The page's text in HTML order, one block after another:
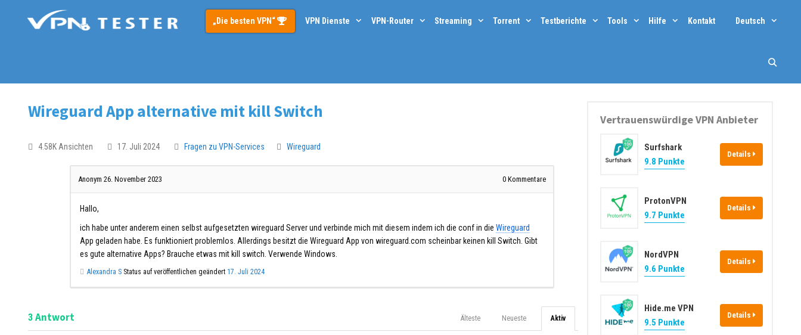
„Die besten VPN“ VPN Dienste VPN-Router Streaming Torrent Testberichte Tools Hilfe Kontakt Deutsch
Wireguard App alternative mit kill Switch
4.58K Ansichten 17. Juli 2024 Fragen zu VPN-Services Wireguard
Anonym 26. November 2023 0Kommentare
Hallo,
ich habe unter anderem einen selbst aufgesetzten wireguard Server und verbinde mich mit diesem indem ich die conf in die Wireguard
App geladen habe. Es funktioniert problemlos. Allerdings besitzt die Wireguard App von wireguard.com scheinbar keinen kill Switch. Gibt
es gute alternative Apps? Brauche etwas mit kill switch. Verwende Windows.
Alexandra S Status auf veröffentlichen geändert 17. Juli 2024
3 Antwort Aktiv
Neueste
Älteste
Vertrauenswürdige VPN Anbieter
Surfshark
9.8 Punkte
Details
ProtonVPN
9.7 Punkte
Details
NordVPN
9.6 Punkte
Details
Hide.me VPN
9.5 Punkte
Details